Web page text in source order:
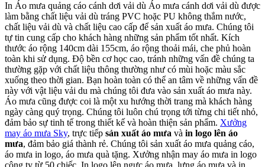
In Áo mưa quảng cáo cánh dơi vải dù Áo mưa cánh dơi vải dù được
làm bằng chất liệu vải dù tráng PVC hoặc PU không thắm nước,
chất liệu vải dù và chất liệu cao cấp để sản xuất áo mưa. Chúng tôi
tự tin cung cấp cho khách hàng những sản phẩm tốt nhất. Kích
thước áo rộng 140cm dài 155cm, áo rộng thoải mái, che phủ hoàn
toàn khi sử dụng. Độ bền cơ học cao, tránh những vấn đề chúng ta
thường gặp với chất liệu thông thường như có mùi hoặc màu sắc
xuống theo thời gian. Bạn hoàn toàn có thể an tâm về những vấn đề
này với vật liệu vải du mà chúng tôi đưa vào sản xuất áo mưa này.
Áo mưa cũng được coi là một xu hướng thời trang mà khách hàng
ngày càng quý trọng. Chúng tôi luôn chú trọng tới từng chi tiết nhỏ,
đảm bảo sự tinh tế trong thiết kế và hoàn thiện sản phẩm. Xưởng
may áo mưa Sky, trực tiếp sản xuất áo mưa và in logo lên áo
mưa, đảm bảo giá thành rẻ. Chúng tôi sản xuất áo mưa quảng cáo,
áo mưa in logo, áo mưa quà tặng. Xưởng nhận may áo mưa in logo